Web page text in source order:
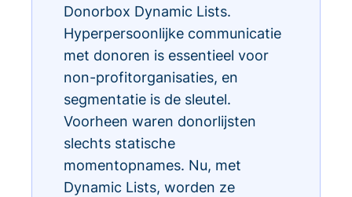
Donorbox Dynamic Lists.
Hyperpersoonlijke communicatie
met donoren is essentieel voor
non-profitorganisaties, en
segmentatie is de sleutel.
Voorheen waren donorlijsten
slechts statische
momentopnames. Nu, met
Dynamic Lists, worden ze